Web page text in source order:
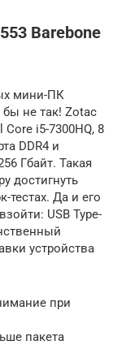
Barebone
мини-ПК
не так! Zotac
i5-7300HQ, 8
DDR4 и
Гбайт. Такая
достигнуть
тестах. Да и его
USB Typе-
устройства
при
пакета